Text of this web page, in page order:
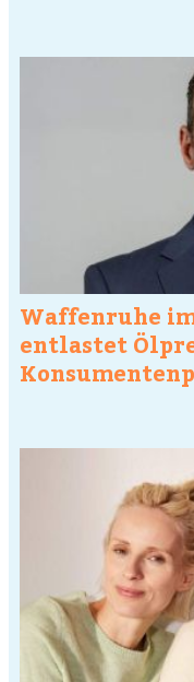
Waffenruhe
entlastet